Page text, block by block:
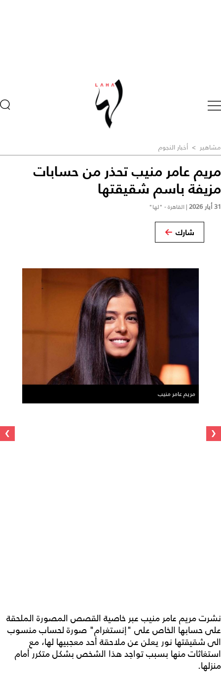
مشاهير > أخبار النجوم
مريم عامر منيب تحذر من حسابات
مزيفة باسم شقيقتها
31 أيار 2026 | القاهرة - "لها"
شارك
مريم عامر منيب
‹
›
نشرت مريم عامر منيب عبر خاصية القصص المصورة الملحقة
على حسابها الخاص على "إنستغرام" صورة لحساب منسوب
الى شقيقتها نور يعلن عن ملاحقة أحد معجبيها لها، مع
استغاثات منها بسبب تواجد هذا الشخص بشكل متكرر أمام
منزلها.